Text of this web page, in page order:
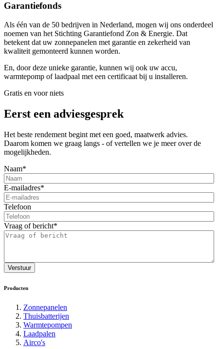
Garantiefonds
Als één van de 50 bedrijven in Nederland, mogen wij ons onderdeel
noemen van het Stichting Garantiefond Zon & Energie. Dat
betekent dat uw zonnepanelen met garantie en zekerheid van
kwaliteit gemonteerd kunnen worden.
En, door deze unieke garantie, kunnen wij ook uw accu,
warmtepomp of laadpaal met een certificaat bij u installeren.
Gratis en voor niets
Eerst een adviesgesprek
Het beste rendement begint met een goed, maatwerk advies.
Daarom komen we graag langs - of vertellen we je meer over de
mogelijkheden.
Naam*
E-mailadres*
Telefoon
Vraag of bericht*
Verstuur
Producten
Zonnepanelen
Thuisbatterijen
Warmtepompen
Laadpalen
Airco's